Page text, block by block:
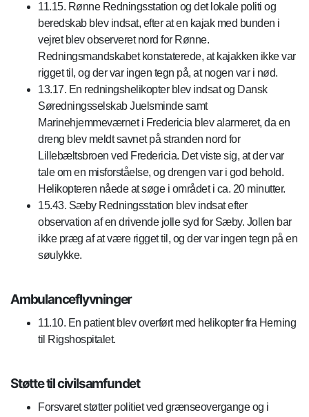
11.15. Rønne Redningsstation og det lokale politi og
beredskab blev indsat, efter at en kajak med bunden i
vejret blev observeret nord for Rønne.
Redningsmandskabet konstaterede, at kajakken ikke var
rigget til, og der var ingen tegn på, at nogen var i nød.
13.17. En redningshelikopter blev indsat og Dansk
Søredningsselskab Juelsminde samt
Marinehjemmeværnet i Fredericia blev alarmeret, da en
dreng blev meldt savnet på stranden nord for
Lillebæltsbroen ved Fredericia. Det viste sig, at der var
tale om en misforståelse, og drengen var i god behold.
Helikopteren nåede at søge i området i ca. 20 minutter.
15.43. Sæby Redningsstation blev indsat efter
observation af en drivende jolle syd for Sæby. Jollen bar
ikke præg af at være rigget til, og der var ingen tegn på en
søulykke.
Ambulanceflyvninger
11.10. En patient blev overført med helikopter fra Herning
til Rigshospitalet.
Støtte til civilsamfundet
Forsvaret støtter politiet ved grænseovergange og i